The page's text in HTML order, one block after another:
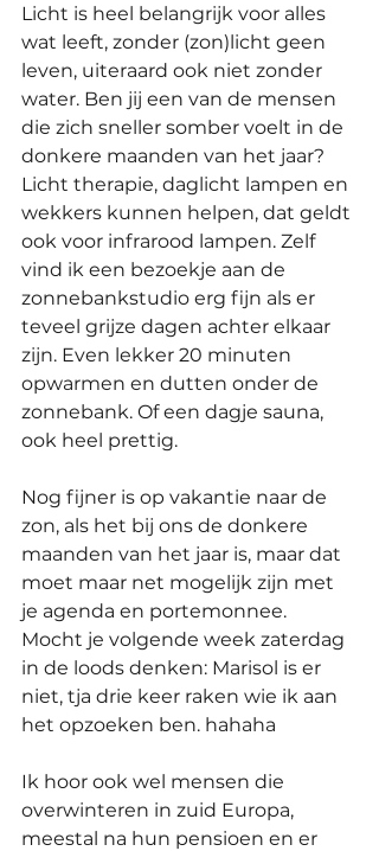
Licht is heel belangrijk voor alles
wat leeft, zonder (zon)licht geen
leven, uiteraard ook niet zonder
water. Ben jij een van de mensen
die zich sneller somber voelt in de
donkere maanden van het jaar?
Licht therapie, daglicht lampen en
wekkers kunnen helpen, dat geldt
ook voor infrarood lampen. Zelf
vind ik een bezoekje aan de
zonnebankstudio erg fijn als er
teveel grijze dagen achter elkaar
zijn. Even lekker 20 minuten
opwarmen en dutten onder de
zonnebank. Of een dagje sauna,
ook heel prettig.
Nog fijner is op vakantie naar de
zon, als het bij ons de donkere
maanden van het jaar is, maar dat
moet maar net mogelijk zijn met
je agenda en portemonnee.
Mocht je volgende week zaterdag
in de loods denken: Marisol is er
niet, tja drie keer raken wie ik aan
het opzoeken ben. hahaha
Ik hoor ook wel mensen die
overwinteren in zuid Europa,
meestal na hun pensioen en er